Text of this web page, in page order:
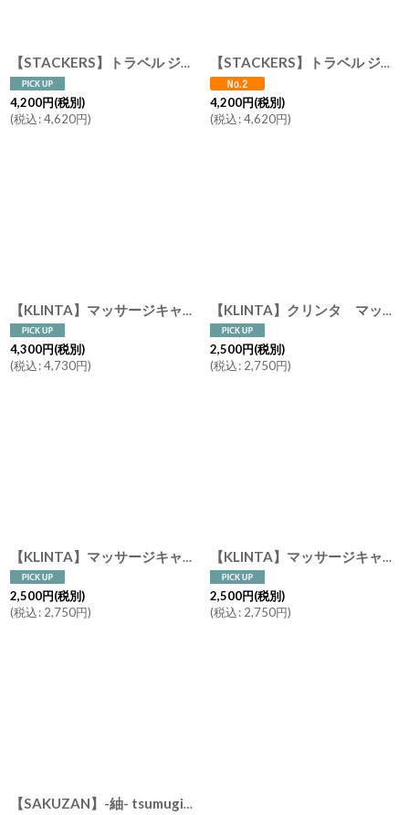
【STACKERS】トラベル ジュエリーボックス S+ エスプラス travel S+ Blush Pink ブラッシュピンク スタッカーズ ロンドン
4,200円(税別)
(税込:4,620円)
【STACKERS】トラベル ジュエリーボックス S+ エスプラス travel S+ トープ Taupe スタッカーズ ロンドン
4,200円(税別)
(税込:4,620円)
【KLINTA】マッサージキャンドル 200ml 45時間 クリンタ スウェーデン イギリス製 アロマキャンドル アロマ 香り 北欧 ギフト キャンドル 癒し
4,300円(税別)
(税込:4,730円)
【KLINTA】クリンタ マッサージキャンドル 90ml スウェーデン イギリス アロマキャンドル 香り ギフト メッセージ アロマ
2,500円(税別)
(税込: 2,750円)
【KLINTA】マッサージキャンドル 90ml スウェーデン製 アロマキャンドル 香り ギフト メッセージ リリー ピーチ ハニーデューメロン エルダーフラワー レモン フィグ グレープ
2,500円(税別)
(税込: 2,750円)
【KLINTA】マッサージキャンドル 90ml アロマキャンドル Just a little something メッセージ パッケージ
2,500円(税別)
(税込: 2,750円)
【SAKUZAN】-紬- tsumugi カップ ゴス サビ 茶碗 ボウル ラテアート 作山窯 日本製